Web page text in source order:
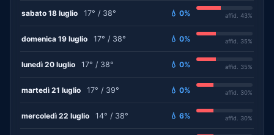
sabato 18 luglio 17° / 38° 💧 0% affid. 43%
domenica 19 luglio 17° / 38° 💧 0% affid. 35%
lunedì 20 luglio 17° / 38° 💧 0% affid. 35%
martedì 21 luglio 17° / 39° 💧 0% affid. 30%
mercoledì 22 luglio 14° / 38° 💧 6% affid. 30%